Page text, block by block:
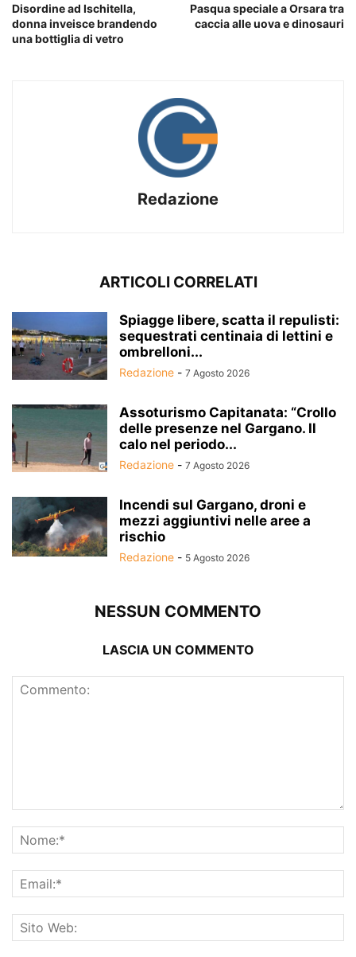
Disordine ad Ischitella,
donna inveisce brandendo
una bottiglia di vetro
Pasqua speciale a Orsara tra
caccia alle uova e dinosauri
Redazione
ARTICOLI CORRELATI
Spiagge libere, scatta il repulisti:
sequestrati centinaia di lettini e
ombrelloni...
Redazione - 7 Agosto 2026
Assoturismo Capitanata: “Crollo
delle presenze nel Gargano. Il
calo nel periodo...
Redazione - 7 Agosto 2026
Incendi sul Gargano, droni e
mezzi aggiuntivi nelle aree a
rischio
Redazione - 5 Agosto 2026
NESSUN COMMENTO
LASCIA UN COMMENTO